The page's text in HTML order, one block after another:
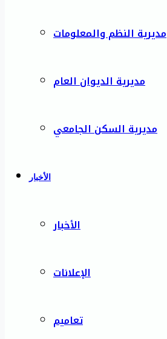
مديرية النظم والمعلومات
مديرية الديوان العام
مديرية السكن الجامعي
الأخبار
الأخبار
الإعلانات
تعاميم